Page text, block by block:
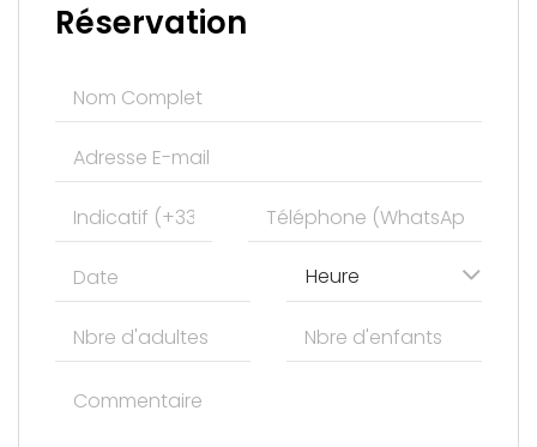
Réservation
Heure